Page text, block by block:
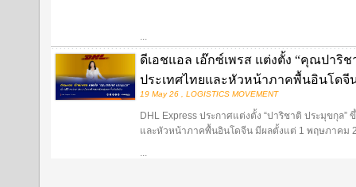
...
ดีเอชแอล เอ๊กซ์เพรส แต่งตั้ง “คุณปาริ
ประเทศไทยและหัวหน้าภาคพื้นอินโดจี
19 May 26 , LOGISTICS MOVEMENT
DHL Express ประกาศแต่งตั้ง “ปาริชาติ ประมุขกุล
และหัวหน้าภาคพื้นอินโดจีน มีผลตั้งแต่ 1 พฤษภาคม
...